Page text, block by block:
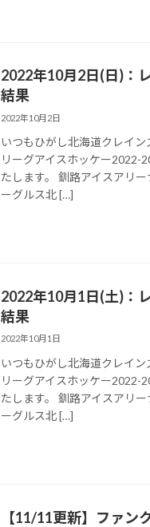
2022年10月2日(日)：
結果
2022年10月2日
いつもひがし北海道クレイ
リーグアイスホッケー2022-
たします。 釧路アイスアリ
ーグルス北 […]
2022年10月1日(土)：
結果
2022年10月1日
いつもひがし北海道クレイ
リーグアイスホッケー2022-
たします。 釧路アイスアリ
ーグルス北 […]
【11/11更新】ファン